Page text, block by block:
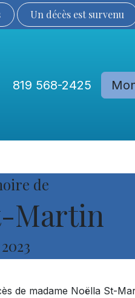
Un décès est sur​​​​​​​​ve​nu​​​​​​​​​​
819 568-2425
de
Martin
2023
de madame Noëlla St-